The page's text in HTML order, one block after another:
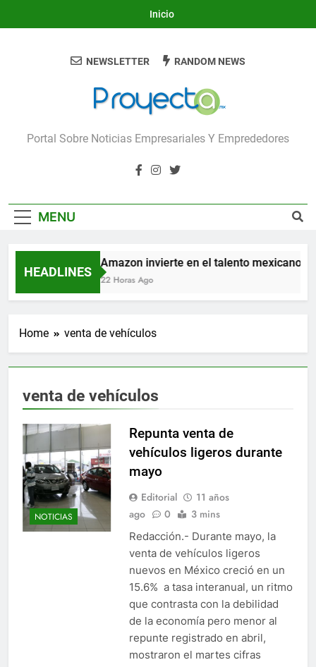
Inicio
Proyecta
Portal Sobre Noticias Empresariales Y Emprededores
NEWSLETTER RANDOM NEWS
MENU
HEADLINES
Amazon invierte en el talento mexicano
22 Horas Ago
Home venta de vehículos
venta de vehículos
NOTICIAS
Repunta venta de
vehículos ligeros durante
mayo
Editorial
11 años
ago
0 3 mins
Redacción.- Durante mayo, la
venta de vehículos ligeros
nuevos en México creció en un
15.6% a tasa interanual, un ritmo
que contrasta con la debilidad
de la economía pero menor al
repunte registrado en abril,
mostraron el martes cifras